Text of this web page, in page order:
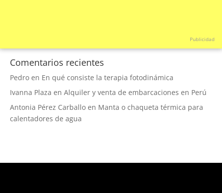
Publicidad
Comentarios recientes
Pedro en En qué consiste la terapia fotodinámica
Ivanna Plaza en Alquiler y venta de embarcaciones en Perú
Antonia Pérez Carballo en Manta o chaqueta térmica para
calentadores de agua